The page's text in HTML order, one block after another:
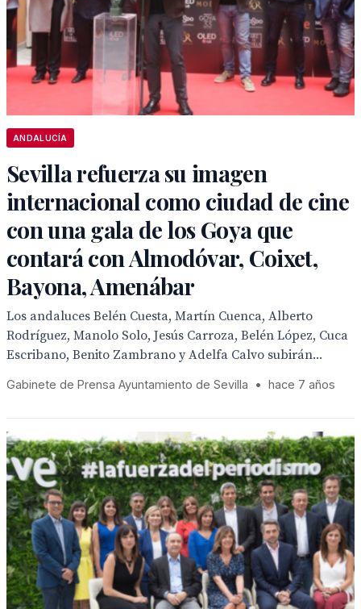
ANDALUCÍA
Sevilla refuerza su imagen
internacional como ciudad de cine
con una gala de los Goya que
contará con Almodóvar, Coixet,
Bayona, Amenábar
Los andaluces Belén Cuesta, Martín Cuenca, Alberto
Rodríguez, Manolo Solo, Jesús Carroza, Belén López, Cuca
Escribano, Benito Zambrano y Adelfa Calvo subirán...
Gabinete de Prensa Ayuntamiento de Sevilla • hace 7 años